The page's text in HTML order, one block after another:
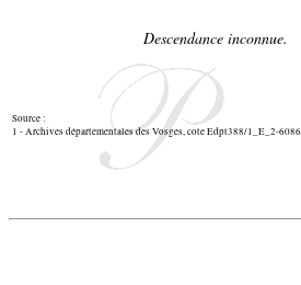
Descendance inconnue.
Source :
1 - Archives départementales des Vosges, cote Edpt388/1_E_2-